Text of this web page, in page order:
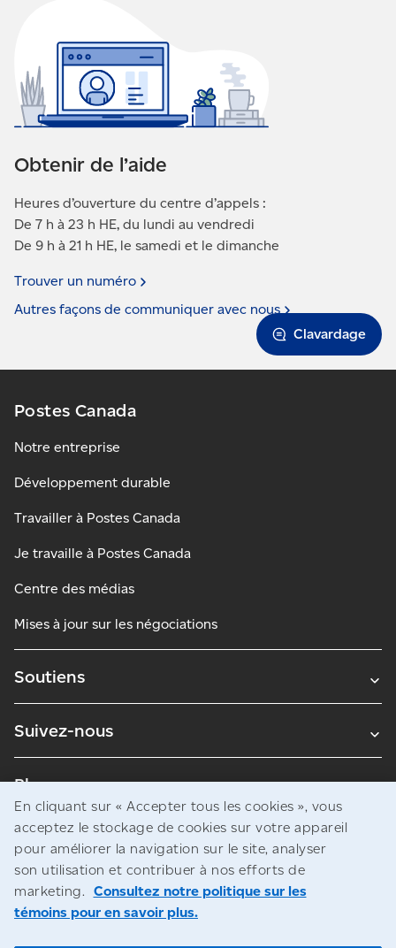
Clavardage
Obtenir de l’aide
Heures d’ouverture du centre d’appels :
De 7 h à 23 h HE, du lundi au vendredi
De 9 h à 21 h HE, le samedi et le dimanche
Trouver un numéro
Autres façons de communiquer avec nous
Postes Canada
Notre entreprise
Développement durable
Travailler à Postes Canada
Je travaille à Postes Canada
Centre des médias
Mises à jour sur les négociations
Soutiens
Suivez-nous
Blogues
© Société canadienne des postes
Avis juridiques
Accès à l’information
En cliquant sur « Accepter tous les cookies », vous
acceptez le stockage de cookies sur votre appareil
pour améliorer la navigation sur le site, analyser
son utilisation et contribuer à nos efforts de
marketing. Consultez notre politique sur les
témoins pour en savoir plus.